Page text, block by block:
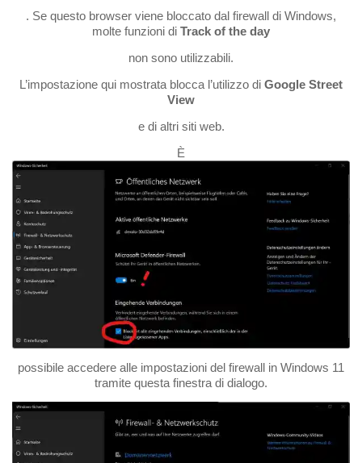
. Se questo browser viene bloccato dal firewall di Windows,
molte funzioni di Track of the day
non sono utilizzabili.
L’impostazione qui mostrata blocca l’utilizzo di Google Street
View
e di altri siti web.
È
possibile accedere alle impostazioni del firewall in Windows 11
tramite questa finestra di dialogo.